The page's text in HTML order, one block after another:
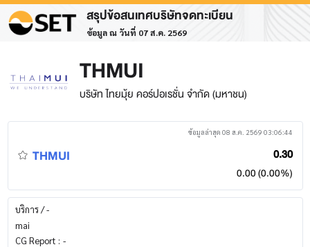
สรุปข้อสนเทศบริษัทจดทะเบียน
ข้อมูล ณ วันที่ 07 ส.ค. 2569
THMUI
บริษัท ไทยมุ้ย คอร์ปอเรชั่น จำกัด (มหาชน)
ข้อมูลล่าสุด 08 ส.ค. 2569 03:06:44
THMUI 0.30
0.00 (0.00%)
บริการ / -
mai
CG Report : -